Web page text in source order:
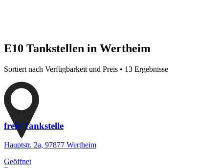
E10 Tankstellen in Wertheim
Sortiert nach Verfügbarkeit und Preis • 13 Ergebnisse
freie Tankstelle
Hauptstr. 2a, 97877 Wertheim
Geöffnet